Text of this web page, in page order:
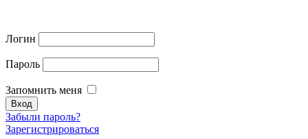
Логин
Пароль
Запомнить меня
Забыли пароль?
Зарегистрироваться